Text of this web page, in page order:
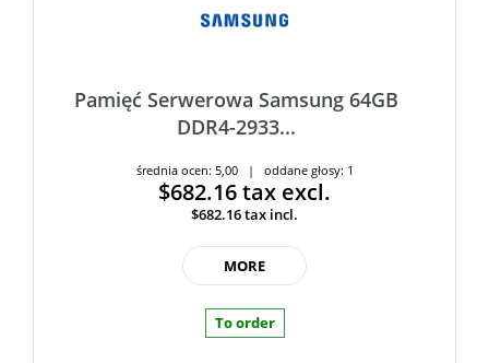
Pamięć Serwerowa Samsung 64GB
DDR4-2933...
średnia ocen: 5,00 | oddane głosy: 1
$682.16tax excl.
$682.16tax incl.
MORE
To order